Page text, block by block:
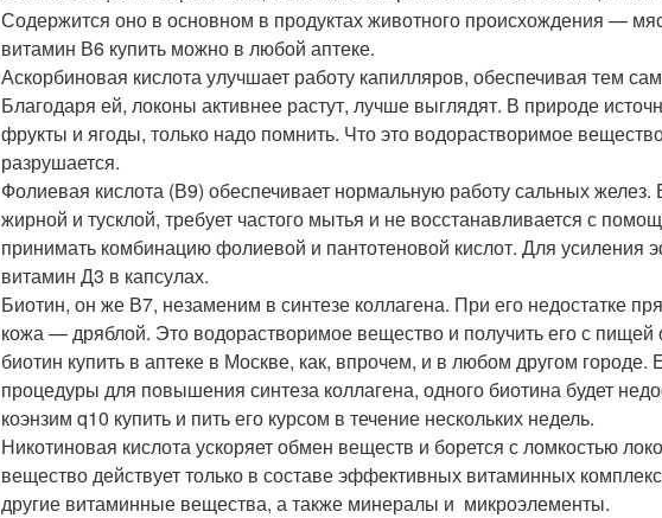
Содержится оно в основном в продуктах животного происхождения —
витамин В6 купить можно в любой аптеке.
Аскорбиновая кислота улучшает работу капилляров, обеспечивая тем
Благодаря ей, локоны активнее растут, лучше выглядят. В природе
фрукты и ягоды, только надо помнить. Что это водорастворимое
разрушается.
Фолиевая кислота (В9) обеспечивает нормальную работу сальных
жирной и тусклой, требует частого мытья и не восстанавливается с
принимать комбинацию фолиевой и пантотеновой кислот. Для усиления
витамин Д3 в капсулах.
Биотин, он же В7, незаменим в синтезе коллагена. При его недостатке
кожа — дряблой. Это водорастворимое вещество и получить его с
биотин купить в аптеке в Москве, как, впрочем, и в любом другом
процедуры для повышения синтеза коллагена, одного биотина будет
коэнзим q10 купить и пить его курсом в течение нескольких недель.
Никотиновая кислота ускоряет обмен веществ и борется с ломкостью
вещество действует только в составе эффективных витаминных
другие витаминные вещества, а также минералы и микроэлементы.